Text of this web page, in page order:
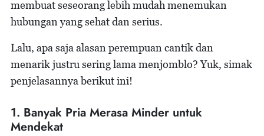
membuat seseorang lebih mudah menemukan
hubungan yang sehat dan serius.
Lalu, apa saja alasan perempuan cantik dan
menarik justru sering lama menjomblo? Yuk, simak
penjelasannya berikut ini!
1. Banyak Pria Merasa Minder untuk
Mendekat